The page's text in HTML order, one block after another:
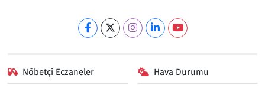
Nöbetçi Eczaneler Hava Durumu